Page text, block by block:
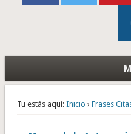
Tu estás aquí: Inicio › Frases